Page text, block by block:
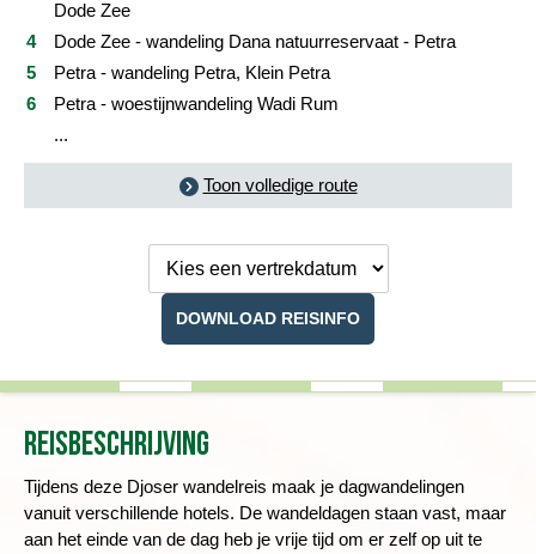
Dode Zee
Dode Zee - wandeling Dana natuurreservaat - Petra
Petra - wandeling Petra, Klein Petra
Petra - woestijnwandeling Wadi Rum
...
Toon volledige route
DOWNLOAD REISINFO
Reisbeschrijving
Tijdens deze Djoser wandelreis maak je dagwandelingen
vanuit verschillende hotels. De wandeldagen staan vast, maar
aan het einde van de dag heb je vrije tijd om er zelf op uit te